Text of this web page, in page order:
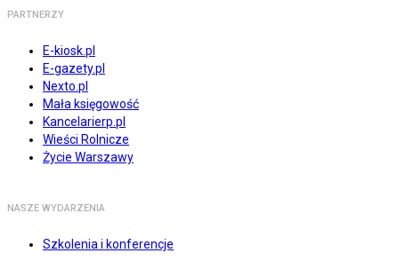
PARTNERZY
E-kiosk.pl
E-gazety.pl
Nexto.pl
Mała księgowość
Kancelarierp.pl
Wieści Rolnicze
Życie Warszawy
NASZE WYDARZENIA
Szkolenia i konferencje